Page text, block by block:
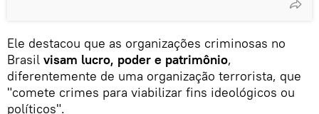
Ele destacou que as organizações criminosas no
Brasil visam lucro, poder e patrimônio,
diferentemente de uma organização terrorista, que
"comete crimes para viabilizar fins ideológicos ou
políticos".